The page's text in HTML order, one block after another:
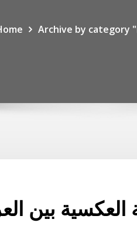
Archive by category
العكسية بين